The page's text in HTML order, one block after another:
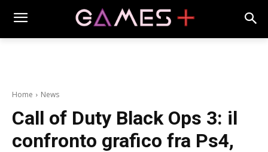
Home News
Call of Duty Black Ops 3: il
confronto grafico fra Ps4,